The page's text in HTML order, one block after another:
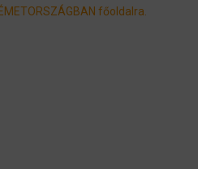
főoldalra.